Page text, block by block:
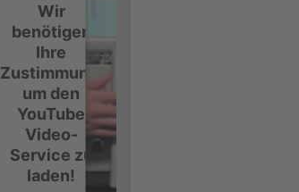
Wir
benötigen
Ihre
Zustimmung,
um den
YouTube
Video-
Service zu
laden!